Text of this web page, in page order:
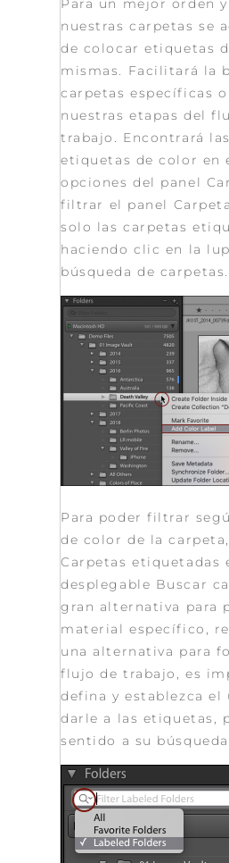
Para un mejor orden
nuestras carpetas se
de colocar etiquetas
mismas. Facilitará la
carpetas específicas
nuestras etapas del
trabajo. Encontrará
etiquetas de color en
opciones del panel
filtrar el panel
solo las carpetas
haciendo clic en la
búsqueda de carpetas.
Para poder filtrar
de color de la
Carpetas etiquetadas
desplegable Buscar
gran alternativa para
material específico,
una alternativa para
flujo de trabajo, es
defina y establezca el
darle a las etiquetas,
sentido a su